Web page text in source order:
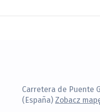
Carretera de Puente
(España)Zobacz